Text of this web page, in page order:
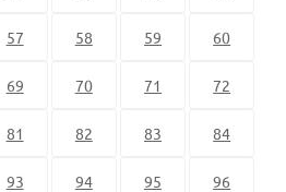
57 58 59 60
69 70 71 72
81 82 83 84
93 94 95 96